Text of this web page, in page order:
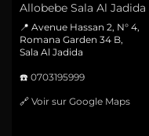
Allobebe Sala Al Jadida
📍 Avenue Hassan 2, N° 4,
Romana Garden 34 B,
Sala Al Jadida
☎️ 0703195999
🔗 Voir sur Google Maps